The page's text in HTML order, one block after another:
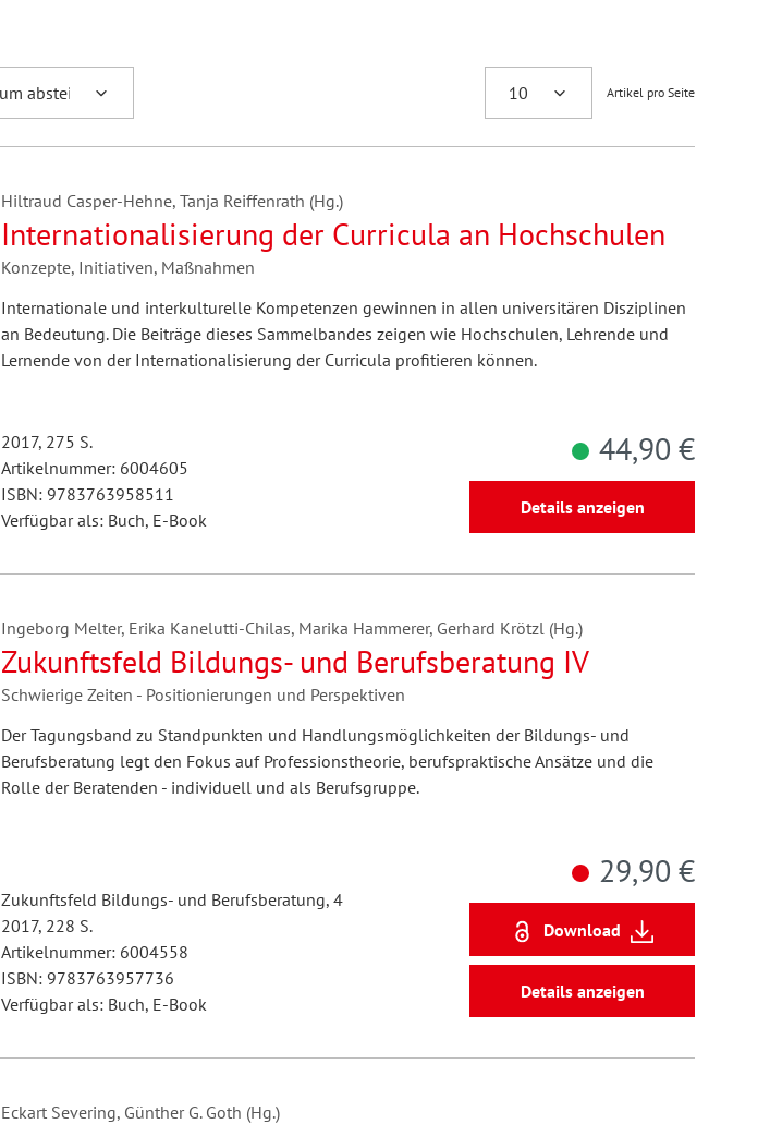
Artikel pro Seite
Hiltraud Casper-Hehne, Tanja Reiffenrath (Hg.)
Internationalisierung der Curricula an Hochschulen
Konzepte, Initiativen, Maßnahmen
Internationale und interkulturelle Kompetenzen gewinnen in allen universitären Disziplinen
an Bedeutung. Die Beiträge dieses Sammelbandes zeigen wie Hochschulen, Lehrende und
Lernende von der Internationalisierung der Curricula profitieren können.
2017, 275 S.
Artikelnummer: 6004605
ISBN: 9783763958511
Verfügbar als: Buch, E-Book
44,90 €
Details anzeigen
Ingeborg Melter, Erika Kanelutti-Chilas, Marika Hammerer, Gerhard Krötzl (Hg.)
Zukunftsfeld Bildungs- und Berufsberatung IV
Schwierige Zeiten - Positionierungen und Perspektiven
Der Tagungsband zu Standpunkten und Handlungsmöglichkeiten der Bildungs- und
Berufsberatung legt den Fokus auf Professionstheorie, berufspraktische Ansätze und die
Rolle der Beratenden - individuell und als Berufsgruppe.
Zukunftsfeld Bildungs- und Berufsberatung, 4
2017, 228 S.
Artikelnummer: 6004558
ISBN: 9783763957736
Verfügbar als: Buch, E-Book
29,90 €
Download
Details anzeigen
Eckart Severing, Günther G. Goth (Hg.)